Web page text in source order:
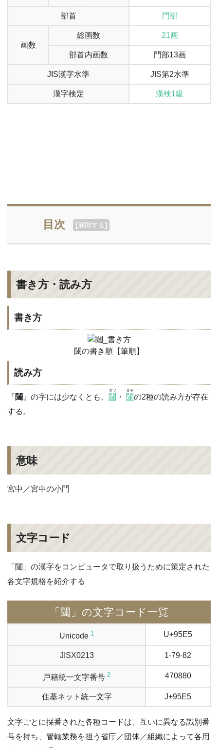
部首 門部
画数
総画数 21画
部首内画数 門部13画
JIS漢字水準 JIS第2水準
漢字検定 漢検1級
目次 [展開する]
書き方・読み方
書き方
闥の書き順【筆順】
読み方
『闥 』の字には少なくとも、 闥
タツ
・ 闥
タチ
の2種の読み方が存在
する。
意味
宮中／宮中の小門
文字コード
「闥」の漢字をコンピュータで取り扱うために策定された
各文字規格を紹介する
「闥」の文字コード一覧
Unicode 1 U+95E5
JISX0213 1-79-82
戸籍統一文字番号 2 470880
住基ネット統一文字 J+95E5
文字ごとに採番された各種コードは、互いに異なる識別番
号を持ち、管轄業務を担う省庁／団体／組織によって各用